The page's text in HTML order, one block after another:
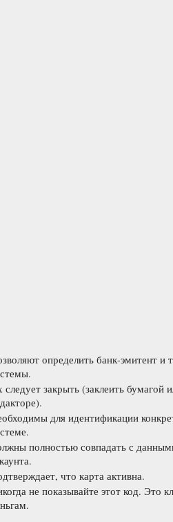
определить банк-эмитент и
следует закрыть (заклеить бумагой
для идентификации
полностью совпадать с
что карта активна.
не показывайте этот код. Это